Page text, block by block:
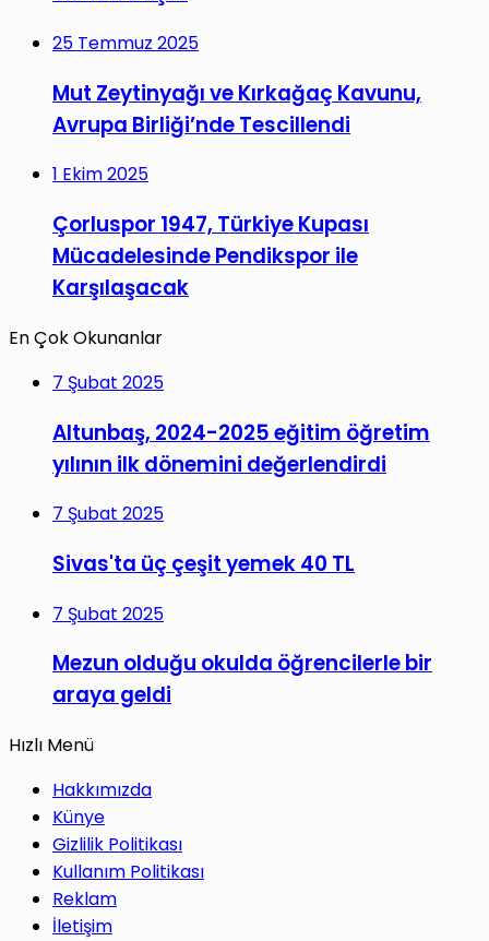
25 Temmuz 2025
Mut Zeytinyağı ve Kırkağaç Kavunu,
Avrupa Birliği’nde Tescillendi
1 Ekim 2025
Çorluspor 1947, Türkiye Kupası
Mücadelesinde Pendikspor ile
Karşılaşacak
En Çok Okunanlar
7 Şubat 2025
Altunbaş, 2024-2025 eğitim öğretim
yılının ilk dönemini değerlendirdi
7 Şubat 2025
Sivas'ta üç çeşit yemek 40 TL
7 Şubat 2025
Mezun olduğu okulda öğrencilerle bir
araya geldi
Hızlı Menü
Hakkımızda
Künye
Gizlilik Politikası
Kullanım Politikası
Reklam
İletişim